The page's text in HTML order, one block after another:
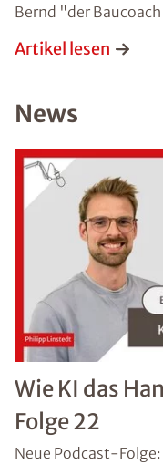
Bild hochladen
(Dateiformat:
MB)
*Pflichtangaben.
vertraulich
Bernd "der
Artikel lesen
News
Wie KI das
Folge 22
Neue Podcast-